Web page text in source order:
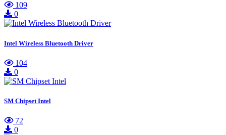
109
0
Intel Wireless Bluetooth Driver
104
0
SM Chipset Intel
72
0